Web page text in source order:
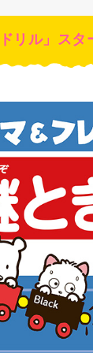
リル」スタ